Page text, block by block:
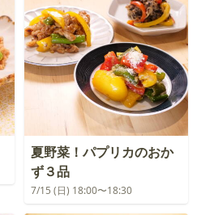
夏野菜！パプリカのおか
ず３品
7/15 (日) 18:00〜18:30